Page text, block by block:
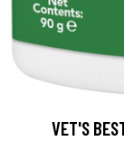
VET'S